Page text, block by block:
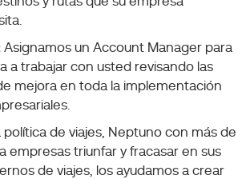
Asignamos un Account Manager para
a trabajar con usted revisando las
mejora en toda la implementación
de viajes, Neptuno con más de
empresas triunfar y fracasar en sus
de viajes, los ayudamos a crear